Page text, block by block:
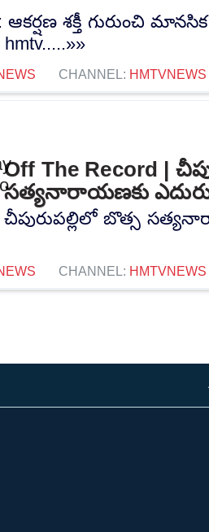
శక్తీ గురుంచి మానసిక
CHANNEL: HMTVNEWS
Off The Record |
సత్యనారాయణకు
| చీపురుపల్లిలో బొత్స
CHANNEL: HMTVNEWS